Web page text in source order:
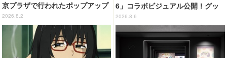
京プラザで行われたポップアップ
ショップの事後通販がスタート！
2026.8.2
6」コラボビジュアル公開！グッ
ズなどの最新情報も
2026.8.6